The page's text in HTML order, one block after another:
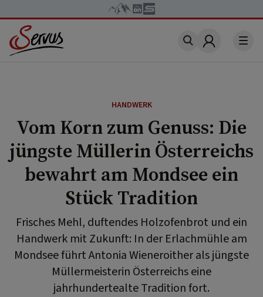
Account
HANDWERK
Vom Korn zum Genuss: Die
jüngste Müllerin Österreichs
bewahrt am Mondsee ein
Stück Tradition
Frisches Mehl, duftendes Holzofenbrot und ein
Handwerk mit Zukunft: In der Erlachmühle am
Mondsee führt Antonia Wieneroither als jüngste
Müllermeisterin Österreichs eine
jahrhundertealte Tradition fort.